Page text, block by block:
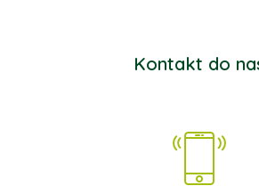
Kontakt do